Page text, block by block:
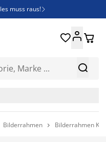
muss raus! 
JYSK-B2B
um nur 40€ 
 
Bilderrahmen  Bilderrahmen